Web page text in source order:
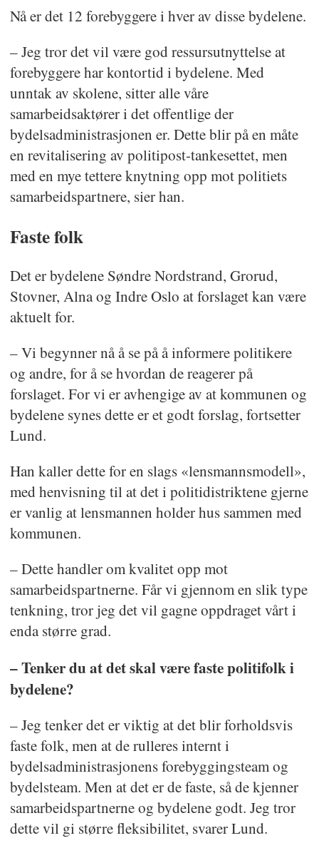
Nå er det 12 forebyggere i hver av disse bydelene.
– Jeg tror det vil være god ressursutnyttelse at
forebyggere har kontortid i bydelene. Med
unntak av skolene, sitter alle våre
samarbeidsaktører i det offentlige der
bydelsadministrasjonen er. Dette blir på en måte
en revitalisering av politipost-tankesettet, men
med en mye tettere knytning opp mot politiets
samarbeidspartnere, sier han.
Faste folk
Det er bydelene Søndre Nordstrand, Grorud,
Stovner, Alna og Indre Oslo at forslaget kan være
aktuelt for.
– Vi begynner nå å se på å informere politikere
og andre, for å se hvordan de reagerer på
forslaget. For vi er avhengige av at kommunen og
bydelene synes dette er et godt forslag, fortsetter
Lund.
Han kaller dette for en slags «lensmannsmodell»,
med henvisning til at det i politidistriktene gjerne
er vanlig at lensmannen holder hus sammen med
kommunen.
– Dette handler om kvalitet opp mot
samarbeidspartnerne. Får vi gjennom en slik type
tenkning, tror jeg det vil gagne oppdraget vårt i
enda større grad.
– Tenker du at det skal være faste politifolk i
bydelene?
– Jeg tenker det er viktig at det blir forholdsvis
faste folk, men at de rulleres internt i
bydelsadministrasjonens forebyggingsteam og
bydelsteam. Men at det er de faste, så de kjenner
samarbeidspartnerne og bydelene godt. Jeg tror
dette vil gi større fleksibilitet, svarer Lund.